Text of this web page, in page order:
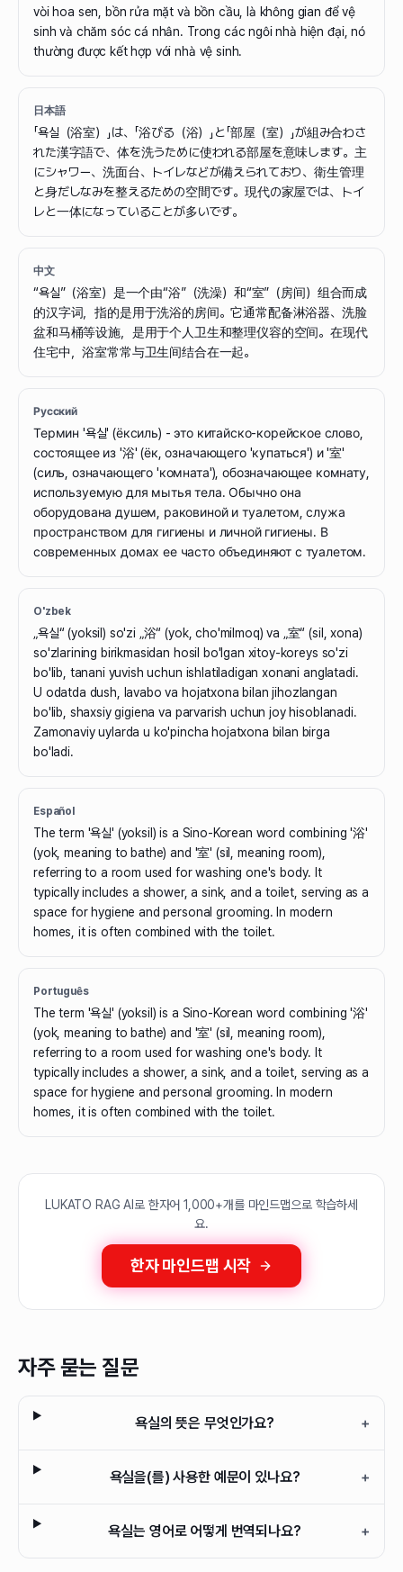
vòi hoa sen, bồn rửa mặt và bồn cầu, là không gian để vệ
sinh và chăm sóc cá nhân. Trong các ngôi nhà hiện đại, nó
thường được kết hợp với nhà vệ sinh.
日本語
「욕실（浴室）」は、「浴びる（浴）」と「部屋（室）」が組み合わさ
れた漢字語で、体を洗うために使われる部屋を意味します。主
にシャワー、洗面台、トイレなどが備えられており、衛生管理
と身だしなみを整えるための空間です。現代の家屋では、トイ
レと一体になっていることが多いです。
中文
“욕실”（浴室）是一个由“浴”（洗澡）和“室”（房间）组合而成
的汉字词，指的是用于洗浴的房间。它通常配备淋浴器、洗脸
盆和马桶等设施，是用于个人卫生和整理仪容的空间。在现代
住宅中，浴室常常与卫生间结合在一起。
Русский
Термин '욕실' (ёксиль) - это китайско-корейское слово,
состоящее из '浴' (ёк, означающего 'купаться') и '室'
(силь, означающего 'комната'), обозначающее комнату,
используемую для мытья тела. Обычно она
оборудована душем, раковиной и туалетом, служа
пространством для гигиены и личной гигиены. В
современных домах ее часто объединяют с туалетом.
O'zbek
„욕실“ (yoksil) so'zi „浴“ (yok, cho'milmoq) va „室“ (sil, xona)
so'zlarining birikmasidan hosil bo'lgan xitoy-koreys so'zi
bo'lib, tanani yuvish uchun ishlatiladigan xonani anglatadi.
U odatda dush, lavabo va hojatxona bilan jihozlangan
bo'lib, shaxsiy gigiena va parvarish uchun joy hisoblanadi.
Zamonaviy uylarda u ko'pincha hojatxona bilan birga
bo'ladi.
Español
The term '욕실' (yoksil) is a Sino-Korean word combining '浴'
(yok, meaning to bathe) and '室' (sil, meaning room),
referring to a room used for washing one's body. It
typically includes a shower, a sink, and a toilet, serving as a
space for hygiene and personal grooming. In modern
homes, it is often combined with the toilet.
Português
The term '욕실' (yoksil) is a Sino-Korean word combining '浴'
(yok, meaning to bathe) and '室' (sil, meaning room),
referring to a room used for washing one's body. It
typically includes a shower, a sink, and a toilet, serving as a
space for hygiene and personal grooming. In modern
homes, it is often combined with the toilet.
LUKATO RAG AI로 한자어 1,000+개를 마인드맵으로 학습하세
요.
한자 마인드맵 시작
자주 묻는 질문
욕실의 뜻은 무엇인가요? +
욕실을(를) 사용한 예문이 있나요? +
욕실는 영어로 어떻게 번역되나요? +